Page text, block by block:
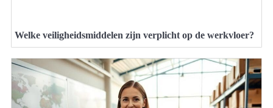
Welke veiligheidsmiddelen zijn verplicht op de werkvloer?